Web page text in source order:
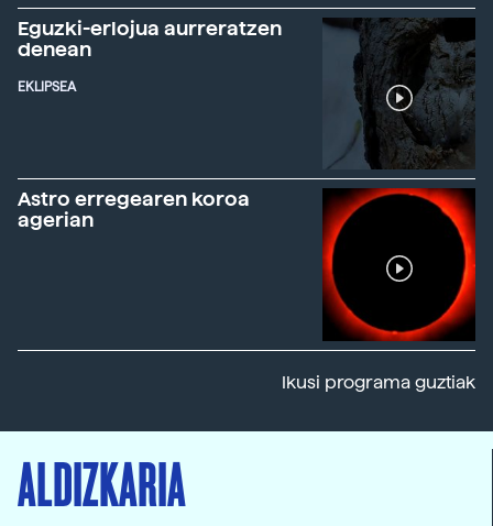
Eguzki-erlojua aurreratzen
denean
EKLIPSEA
Astro erregearen koroa
agerian
Ikusi programa guztiak
ALDIZKARIA